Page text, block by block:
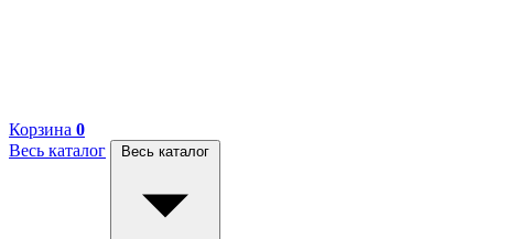
Корзина 0
Весь каталог
Весь каталог